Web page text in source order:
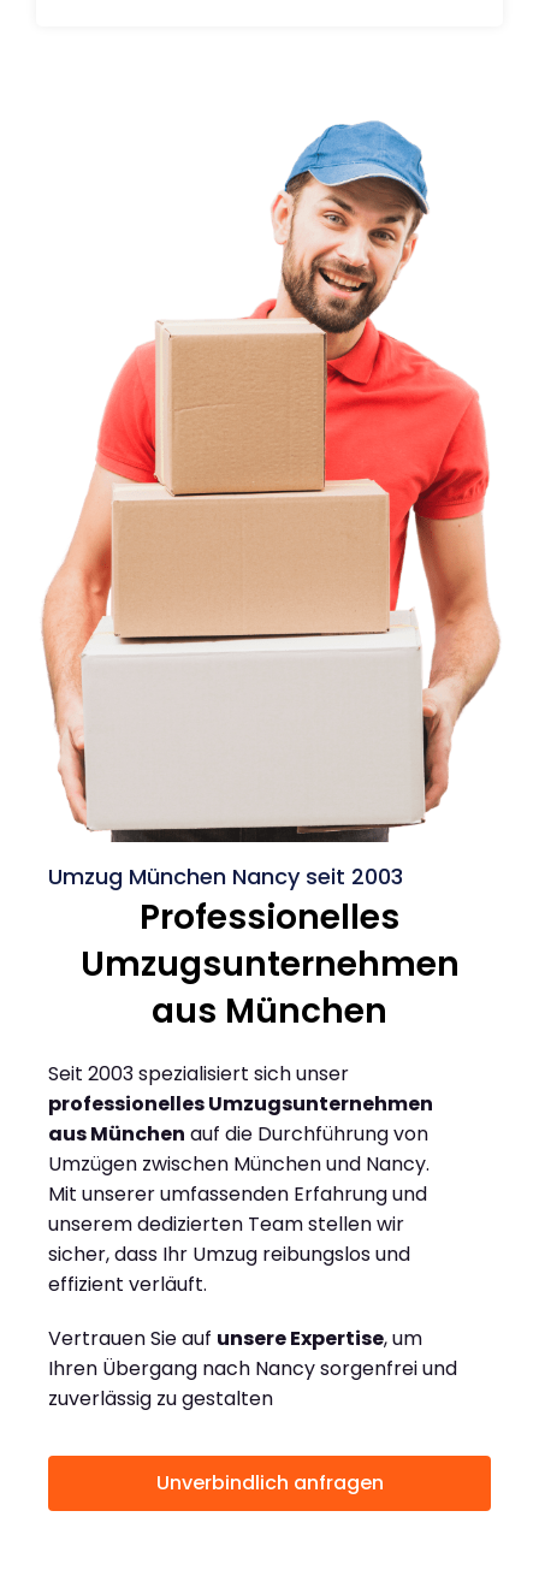
Umzug München Nancy seit 2003
Professionelles
Umzugsunternehmen
aus München
Seit 2003 spezialisiert sich unser
professionelles Umzugsunternehmen
aus München auf die Durchführung von
Umzügen zwischen München und Nancy.
Mit unserer umfassenden Erfahrung und
unserem dedizierten Team stellen wir
sicher, dass Ihr Umzug reibungslos und
effizient verläuft.
Vertrauen Sie auf unsere Expertise, um
Ihren Übergang nach Nancy sorgenfrei und
zuverlässig zu gestalten
Unverbindlich anfragen